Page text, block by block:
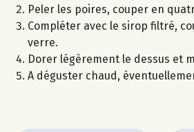
Peler les poires, couper en
Compléter avec le sirop filtré,
verre.
Dorer légèrement le dessus et
A déguster chaud,